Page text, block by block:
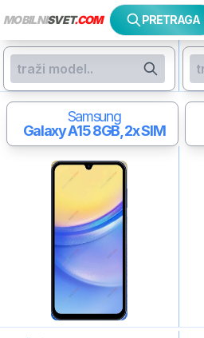
MOBILNISVET.COM PRETRAGA
Samsung
Galaxy A158GB, 2x SIM